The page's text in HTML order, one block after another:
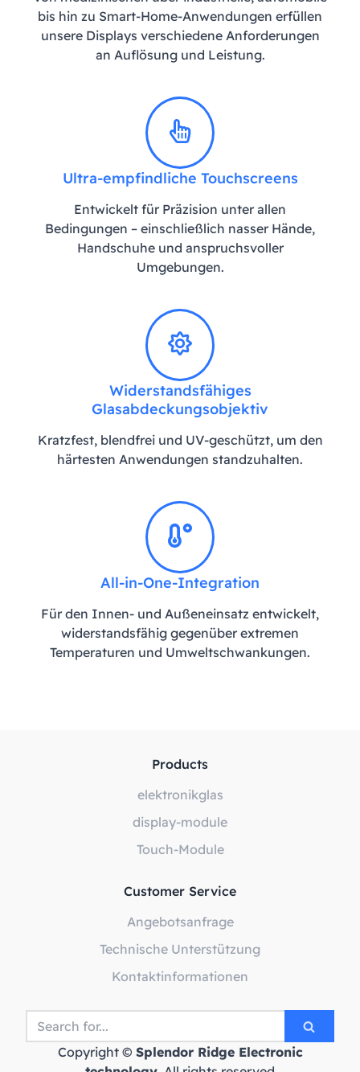
bis hin zu Smart-Home-Anwendungen erfüllen
unsere Displays verschiedene Anforderungen
an Auflösung und Leistung.
Ultra-empfindliche Touchscreens
Entwickelt für Präzision unter allen
Bedingungen – einschließlich nasser Hände,
Handschuhe und anspruchsvoller
Umgebungen.
Widerstandsfähiges
Glasabdeckungsobjektiv
Kratzfest, blendfrei und UV-geschützt, um den
härtesten Anwendungen standzuhalten.
All-in-One-Integration
Für den Innen- und Außeneinsatz entwickelt,
widerstandsfähig gegenüber extremen
Temperaturen und Umweltschwankungen.
Products
elektronikglas
display-module
Touch-Module
Customer Service
Angebotsanfrage
Technische Unterstützung
Kontaktinformationen
Copyright © Splendor Ridge Electronic